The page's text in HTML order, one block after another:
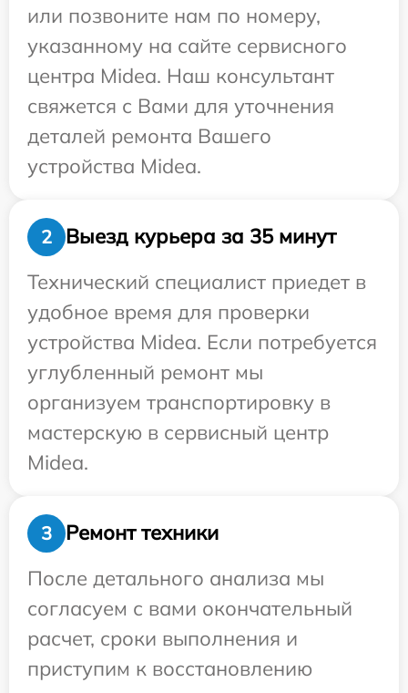
или позвоните нам по номеру,
указанному на сайте сервисного
центра Midea. Наш консультант
свяжется с Вами для уточнения
деталей ремонта Вашего
устройства Midea.
2
Выезд курьера за 35 минут
Технический специалист приедет в
удобное время для проверки
устройства Midea. Если потребуется
углубленный ремонт мы
организуем транспортировку в
мастерскую в сервисный центр
Midea.
3
Ремонт техники
После детального анализа мы
согласуем с вами окончательный
расчет, сроки выполнения и
приступим к восстановлению